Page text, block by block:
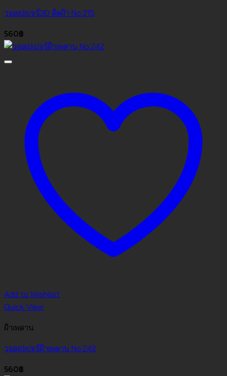
วอลเปเปอร์3D ติดฝ้า No.215
560฿
Add to Wishlist
Quick View
ฝ้าเพดาน
วอลเปเปอร์ฝ้าเพดาน No.242
560฿